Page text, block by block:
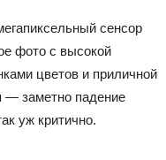
сенсор
фото с высокой
цветов и приличной
— заметно падение
уж критично.